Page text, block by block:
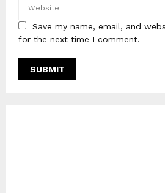
Save my name, email, and
for the next time I comment.